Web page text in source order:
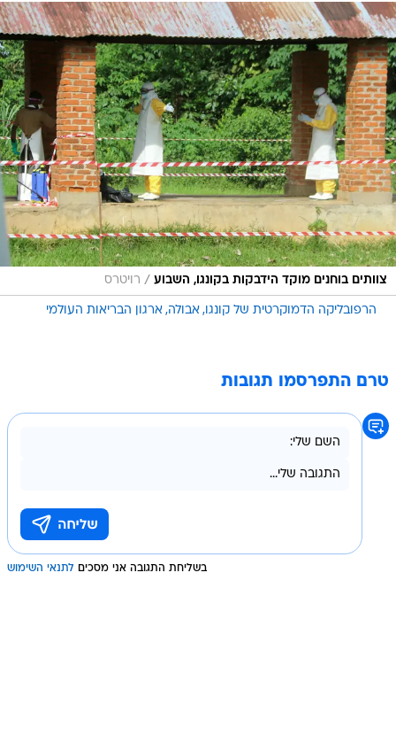
צוותים בוחנים מוקד הידבקות בקונגו, השבוע / רויטרס
הרפובליקה הדמוקרטית של קונגו אבולה ארגון הבריאות העולמי
טרם התפרסמו תגובות
בשליחת התגובה אני מסכים לתנאי השימוש